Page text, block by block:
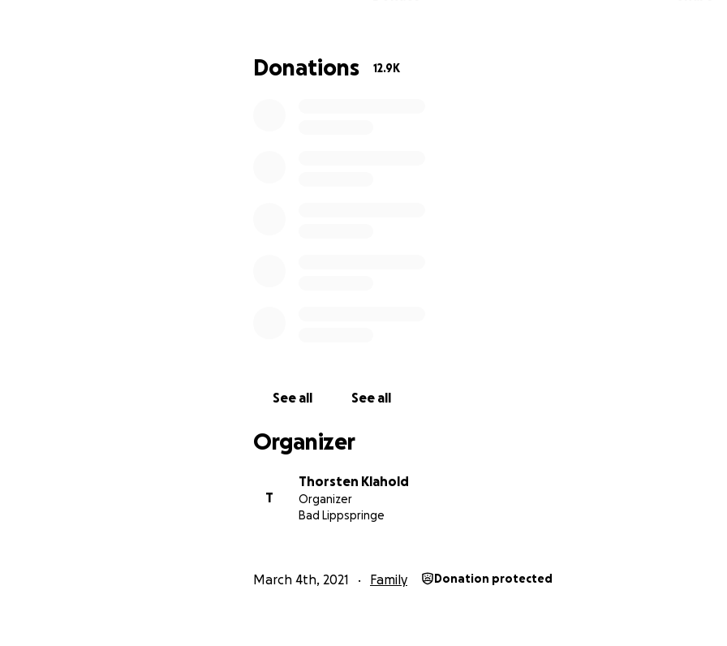
Donations 12.9K
See all See all
Organizer
T
Thorsten Klahold
Organizer
Bad Lippspringe
March 4th, 2021 Family Donation protected